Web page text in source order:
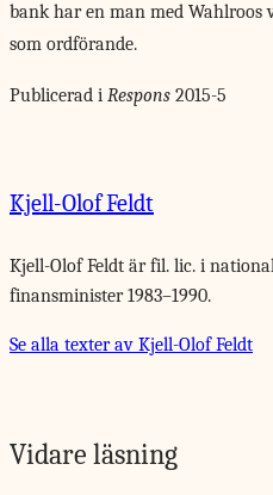
bank har en man med Wahlroos
som ordförande.
Publicerad i Respons 2015-5
Kjell-Olof Feldt
Kjell-Olof Feldt är fil. lic. i
finansminister 1983–1990.
Se alla texter av Kjell-Olof Feldt
Vidare läsning